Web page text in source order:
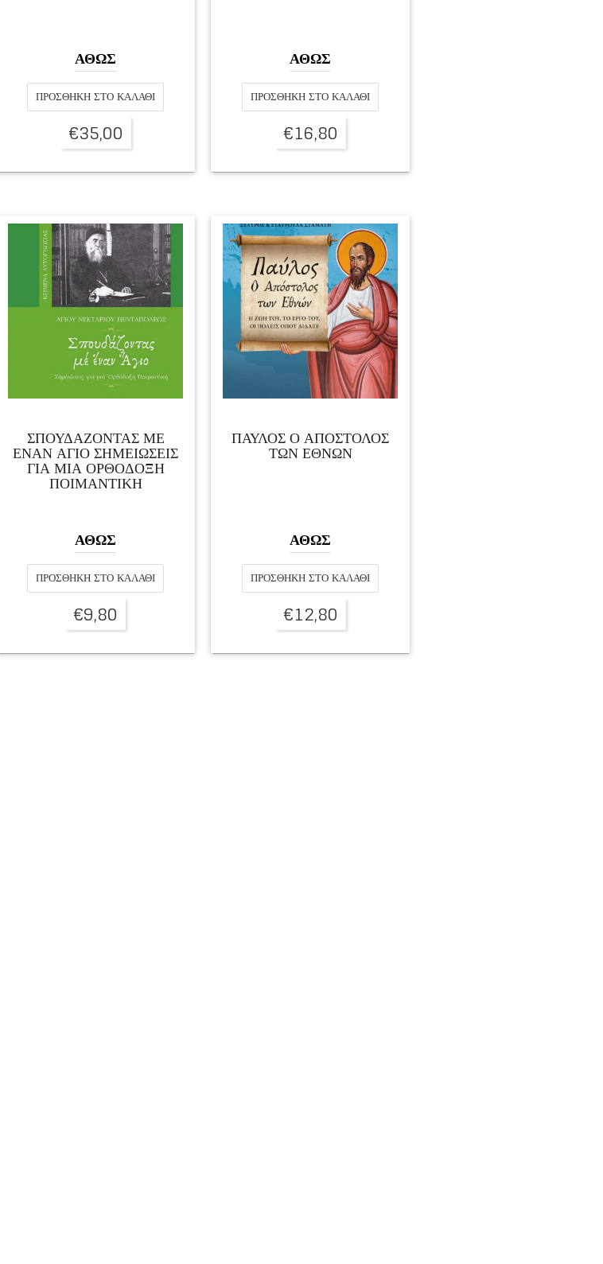
ΑΘΩΣ
ΠΡΟΣΘΉΚΗ ΣΤΟ ΚΑΛΆΘΙ
€35,00
ΑΘΩΣ
ΠΡΟΣΘΉΚΗ ΣΤΟ ΚΑΛΆΘΙ
€16,80
ΣΠΟΥΔΑΖΟΝΤΑΣ ΜΕ
ΕΝΑΝ ΑΓΙΟ ΣΗΜΕΙΩΣΕΙΣ
ΓΙΑ ΜΙΑ ΟΡΘΟΔΟΞΗ
ΠΟΙΜΑΝΤΙΚΗ
ΑΘΩΣ
ΠΡΟΣΘΉΚΗ ΣΤΟ ΚΑΛΆΘΙ
€9,80
ΠΑΥΛΟΣ Ο ΑΠΟΣΤΟΛΟΣ
ΤΩΝ ΕΘΝΩΝ
ΑΘΩΣ
ΠΡΟΣΘΉΚΗ ΣΤΟ ΚΑΛΆΘΙ
€12,80